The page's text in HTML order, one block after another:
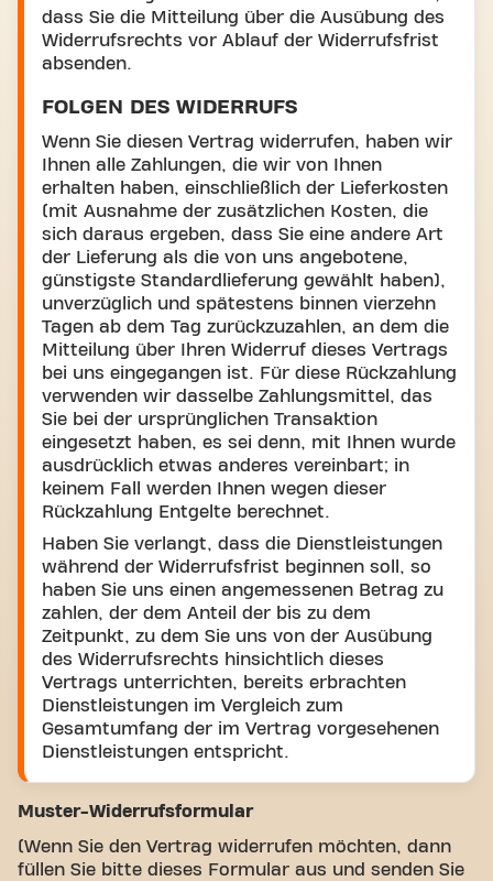
dass Sie die Mitteilung über die Ausübung des
Widerrufsrechts vor Ablauf der Widerrufsfrist
absenden.
FOLGEN DES WIDERRUFS
Wenn Sie diesen Vertrag widerrufen, haben wir
Ihnen alle Zahlungen, die wir von Ihnen
erhalten haben, einschließlich der Lieferkosten
(mit Ausnahme der zusätzlichen Kosten, die
sich daraus ergeben, dass Sie eine andere Art
der Lieferung als die von uns angebotene,
günstigste Standardlieferung gewählt haben),
unverzüglich und spätestens binnen vierzehn
Tagen ab dem Tag zurückzuzahlen, an dem die
Mitteilung über Ihren Widerruf dieses Vertrags
bei uns eingegangen ist. Für diese Rückzahlung
verwenden wir dasselbe Zahlungsmittel, das
Sie bei der ursprünglichen Transaktion
eingesetzt haben, es sei denn, mit Ihnen wurde
ausdrücklich etwas anderes vereinbart; in
keinem Fall werden Ihnen wegen dieser
Rückzahlung Entgelte berechnet.
Haben Sie verlangt, dass die Dienstleistungen
während der Widerrufsfrist beginnen soll, so
haben Sie uns einen angemessenen Betrag zu
zahlen, der dem Anteil der bis zu dem
Zeitpunkt, zu dem Sie uns von der Ausübung
des Widerrufsrechts hinsichtlich dieses
Vertrags unterrichten, bereits erbrachten
Dienstleistungen im Vergleich zum
Gesamtumfang der im Vertrag vorgesehenen
Dienstleistungen entspricht.
Muster-Widerrufsformular
(Wenn Sie den Vertrag widerrufen möchten, dann
füllen Sie bitte dieses Formular aus und senden Sie